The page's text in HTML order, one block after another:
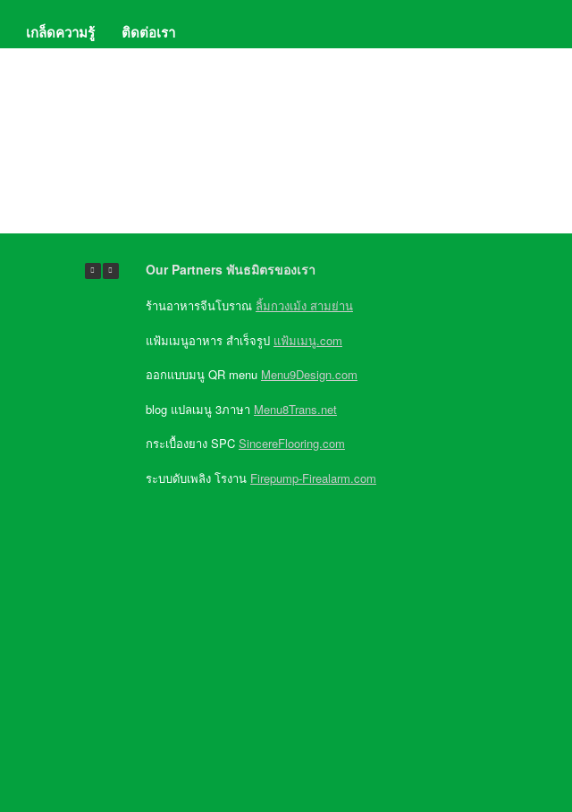
02-611-6069,081-957-9579
เกล็ดความรู้ ติดต่อเรา
Our Partners พันธมิตรของเรา
ร้านอาหารจีนโบราณ ลิ้มกวงเม้ง สามย่าน
แฟ้มเมนูอาหาร สำเร็จรูป แฟ้มเมนู.com
ออกแบบมนู QR menu Menu9Design.com
blog แปลเมนู 3ภาษา Menu8Trans.net
กระเบื้องยาง SPC SincereFlooring.com
ระบบดับเพลิง โรงาน Firepump-Firealarm.com